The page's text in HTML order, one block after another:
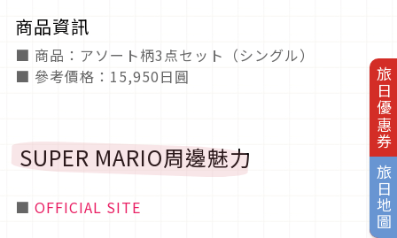
旅日優惠券
旅日地圖
商品資訊
■ 商品：アソート柄3点セット（シングル）
■ 參考價格：15,950日圓
SUPER MARIO周邊魅力
■ OFFICIAL SITE